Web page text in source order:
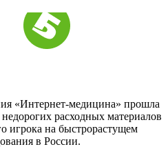
«Интернет-медицина» прошла
расходных материалов
игрока на быстрорастущем
в России.